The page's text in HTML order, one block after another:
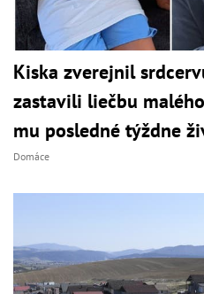
Kiska zverejnil
zastavili liečbu
mu posledné týždne
Domáce